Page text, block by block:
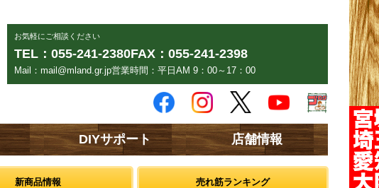
お気軽にご相談ください
TEL：055-241-2380FAX：055-241-2398
Mail：mail@mland.gr.jp営業時間：平日AM 9：00～17：00
DIYサポート 店舗情報
新商品情報 売れ筋ランキング